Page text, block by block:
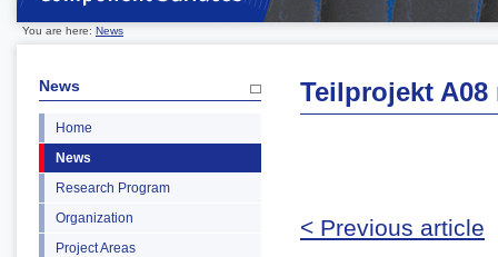
You are here: News
News
Home
News
Research Program
Organization
Project Areas
Teilprojekt A08
< Previous article